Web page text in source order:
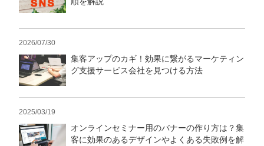
2026/07/30
集客アップのカギ！効果に繋がるマーケティン
グ支援サービス会社を見つける方法
2025/03/19
オンラインセミナー用のバナーの作り方は？集
客に効果のあるデザインやよくある失敗例を解